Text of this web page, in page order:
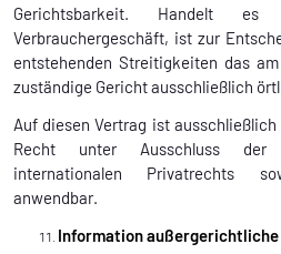
Gerichtsbarkeit. Handelt
Verbrauchergeschäft, ist zur
entstehenden Streitigkeiten das
zuständige Gericht ausschließlich
Auf diesen Vertrag ist
Recht unter Ausschluss der
internationalen Privatrechts
anwendbar.
Information